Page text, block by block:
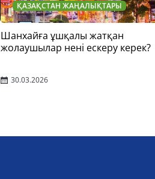
ҚАЗАҚСТАН ЖАҢАЛЫҚТАРЫ
Шанхайға ұшқалы жатқан
жолаушылар нені ескеру керек?
30.03.2026